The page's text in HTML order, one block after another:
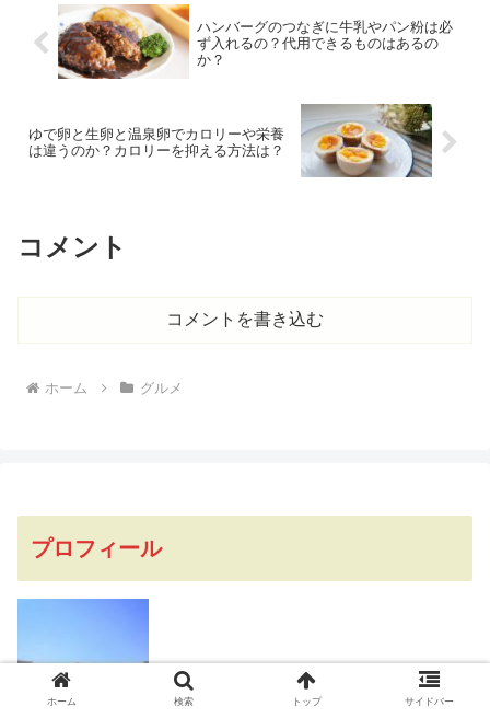
リンク...
ハンバーグのつなぎに牛乳やパン粉は必
ず入れるの？代用できるものはあるの
か？
ゆで卵と生卵と温泉卵でカロリーや栄養
は違うのか？カロリーを抑える方法は？
コメント
コメントを書き込む
ホーム グルメ
プロフィール
ホーム 検索 トップ サイドバー